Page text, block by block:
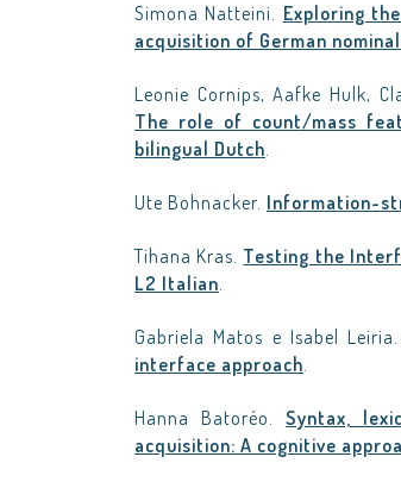
Simona Natteini. Exploring
acquisition of German
Leonie Cornips, Aafke Hulk,
The role of count/mass
bilingual Dutch.
Ute Bohnacker. Information-
Tihana Kras. Testing the
L2 Italian.
Gabriela Matos e Isabel Leiria.
interface approach.
Hanna Batoréo.Syntax,
acquisition: A cognitive